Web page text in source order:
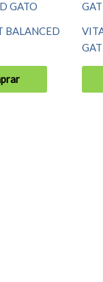
BALANCED